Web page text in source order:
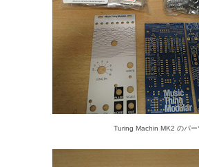
Turing Machin MK2 のパー